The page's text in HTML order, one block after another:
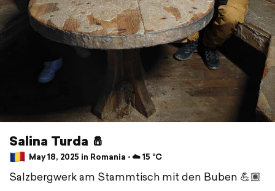
Salina Turda 🧂
May 18, 2025 in Romania ⋅ ☁️ 15 °C
Salzbergwerk am Stammtisch mit den Buben 💪🏽